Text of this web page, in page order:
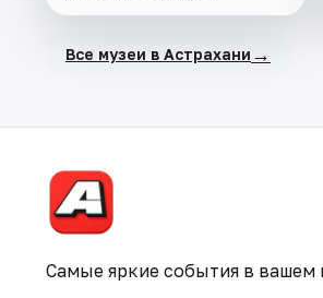
Все музеи в Астрахани →
Самые яркие события в вашем